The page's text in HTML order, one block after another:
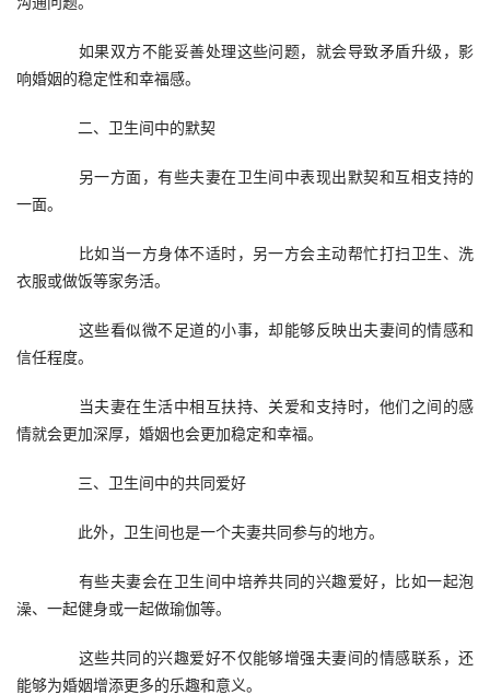
如果双方不能妥善处理这些问题，就会导致矛盾升级，影
响婚姻的稳定性和幸福感。
二、卫生间中的默契
另一方面，有些夫妻在卫生间中表现出默契和互相支持的
一面。
比如当一方身体不适时，另一方会主动帮忙打扫卫生、洗
衣服或做饭等家务活。
这些看似微不足道的小事，却能够反映出夫妻间的情感和
信任程度。
当夫妻在生活中相互扶持、关爱和支持时，他们之间的感
情就会更加深厚，婚姻也会更加稳定和幸福。
三、卫生间中的共同爱好
此外，卫生间也是一个夫妻共同参与的地方。
有些夫妻会在卫生间中培养共同的兴趣爱好，比如一起泡
澡、一起健身或一起做瑜伽等。
这些共同的兴趣爱好不仅能够增强夫妻间的情感联系，还
能够为婚姻增添更多的乐趣和意义。